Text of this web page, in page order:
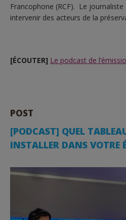
Francophone (RCF). Le
intervenir des acteurs de la
[ÉCOUTER] Le podcast de
POST
[PODCAST] QUEL
INSTALLER DANS VOTRE